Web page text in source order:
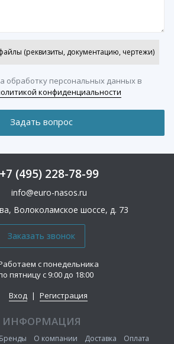
(реквизиты, документацию, чертежи)
обработку персональных данных в
конфиденциальности
+7 (495) 228-78-99
info@euro-nasos.ru
Волоколамское шоссе, д. 73
с понедельника
пятницу с 9:00 до 18:00
Вход | Регистрация
ИНФОРМАЦИЯ
Бренды О компании Доставка
Оплата